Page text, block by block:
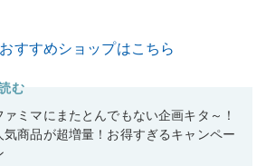
おすすめショップはこちら
む
ァミマにまたとんでもない企画キタ～！
気商品が超増量！お得すぎるキャンペー